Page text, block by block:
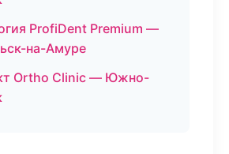
ProfiDent Premium —
на-Амуре
Ortho Clinic — Южно-